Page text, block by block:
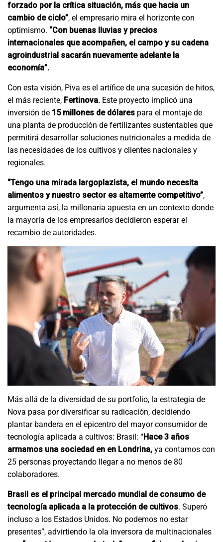
forzado por la crítica situación, más que hacia un
cambio de ciclo”, el empresario mira el horizonte con
optimismo. “Con buenas lluvias y precios
internacionales que acompañen, el campo y su cadena
agroindustrial sacarán nuevamente adelante la
economía”.
Con esta visión, Piva es el artífice de una sucesión de hitos,
el más reciente, Fertinova. Este proyecto implicó una
inversión de 15 millones de dólares para el montaje de
una planta de producción de fertilizantes sustentables que
permitirá desarrollar soluciones nutricionales a medida de
las necesidades de los cultivos y clientes nacionales y
regionales.
“Tengo una mirada largoplazista, el mundo necesita
alimentos y nuestro sector es altamente competitivo”,
argumenta así, la millonaria apuesta en un contexto donde
la mayoría de los empresarios decidieron esperar el
recambio de autoridades.
Más allá de la diversidad de su portfolio, la estrategia de
Nova pasa por diversificar su radicación, decidiendo
plantar bandera en el epicentro del mayor consumidor de
tecnología aplicada a cultivos: Brasil: “Hace 3 años
armamos una sociedad en en Londrina, ya contamos con
25 personas proyectando llegar a no menos de 80
colaboradores.
Brasil es el principal mercado mundial de consumo de
tecnología aplicada a la protección de cultivos. Superó
incluso a los Estados Unidos. No podemos no estar
presentes”, advirtiendo la ola inversora de multinacionales